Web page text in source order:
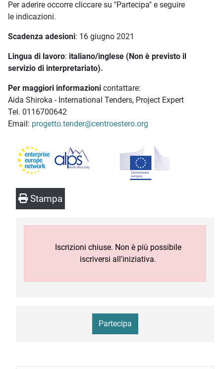
Per aderire occorre cliccare su "Partecipa" e seguire
le indicazioni.
Scadenza adesioni: 16 giugno 2021
Lingua di lavoro: italiano/inglese (Non è previsto il
servizio di interpretariato).
Per maggiori informazioni contattare:
Aida Shiroka - International Tenders, Project Expert
Tel. 0116700642
Email: progetto.tender@centroestero.org
Stampa
Iscrizioni chiuse. Non è più possibile
iscriversi all'iniziativa.
Partecipa